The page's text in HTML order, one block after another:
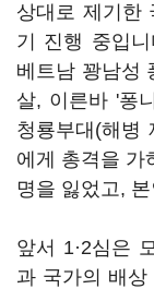
상대로 제기한
기 진행 중입
베트남 꽝남성
살, 이른바 '퐁
청룡부대(해병
에게 총격을 가
명을 잃었고,
앞서 1·2심은
과 국가의 배상